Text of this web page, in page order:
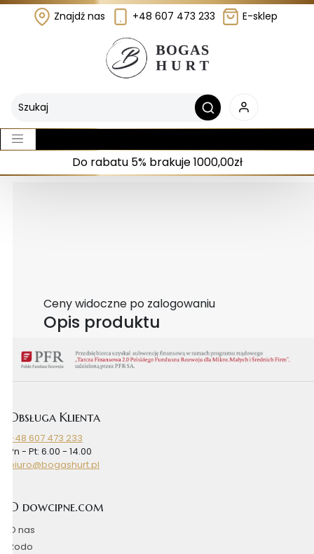
Znajdź nas +48 607 473 233 E-sklep
Do rabatu 5% brakuje 1000,00zł
Ceny widoczne po zalogowaniu
Opis produktu
Obsługa Klienta
+48 607 473 233
Pn - Pt: 6.00 - 14.00
biuro@bogashurt.pl
O dowcipne.com
O nas
Rodo